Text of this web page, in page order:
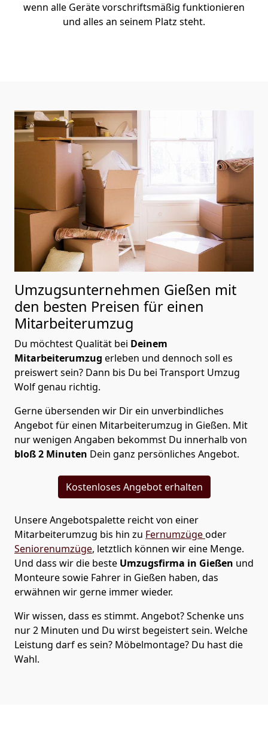
wenn alle Geräte vorschriftsmäßig funktionieren
und alles an seinem Platz steht.
Umzugsunternehmen Gießen mit
den besten Preisen für einen
Mitarbeiterumzug
Du möchtest Qualität bei Deinem
Mitarbeiterumzug erleben und dennoch soll es
preiswert sein? Dann bis Du bei Transport Umzug
Wolf genau richtig.
Gerne übersenden wir Dir ein unverbindliches
Angebot für einen Mitarbeiterumzug in Gießen. Mit
nur wenigen Angaben bekommst Du innerhalb von
bloß 2 Minuten Dein ganz persönliches Angebot.
Kostenloses Angebot erhalten
Unsere Angebotspalette reicht von einer
Mitarbeiterumzug bis hin zu Fernumzügeoder
Seniorenumzüge, letztlich können wir eine Menge.
Und dass wir die beste Umzugsfirma in Gießen und
Monteure sowie Fahrer in Gießen haben, das
erwähnen wir gerne immer wieder.
Wir wissen, dass es stimmt. Angebot? Schenke uns
nur 2 Minuten und Du wirst begeistert sein. Welche
Leistung darf es sein? Möbelmontage? Du hast die
Wahl.